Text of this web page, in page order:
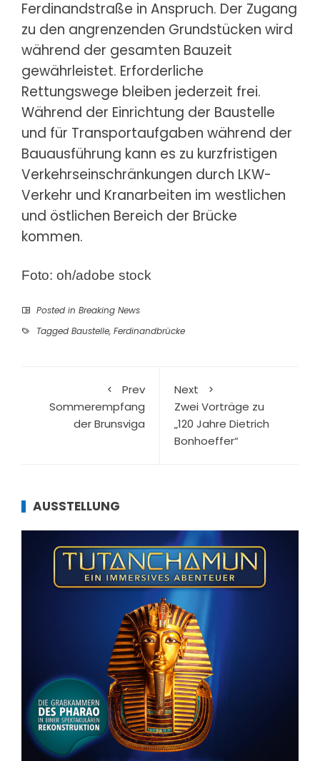
Ferdinandstraße in Anspruch. Der Zugang
zu den angrenzenden Grundstücken wird
während der gesamten Bauzeit
gewährleistet. Erforderliche
Rettungswege bleiben jederzeit frei.
Während der Einrichtung der Baustelle
und für Transportaufgaben während der
Bauausführung kann es zu kurzfristigen
Verkehrseinschränkungen durch LKW-
Verkehr und Kranarbeiten im westlichen
und östlichen Bereich der Brücke
kommen.
Foto: oh/adobe stock
Posted in Breaking News
Tagged Baustelle, Ferdinandbrücke
Prev
Sommerempfang
der Brunsviga
Next
Zwei Vorträge zu
„120 Jahre Dietrich
Bonhoeffer“
AUSSTELLUNG